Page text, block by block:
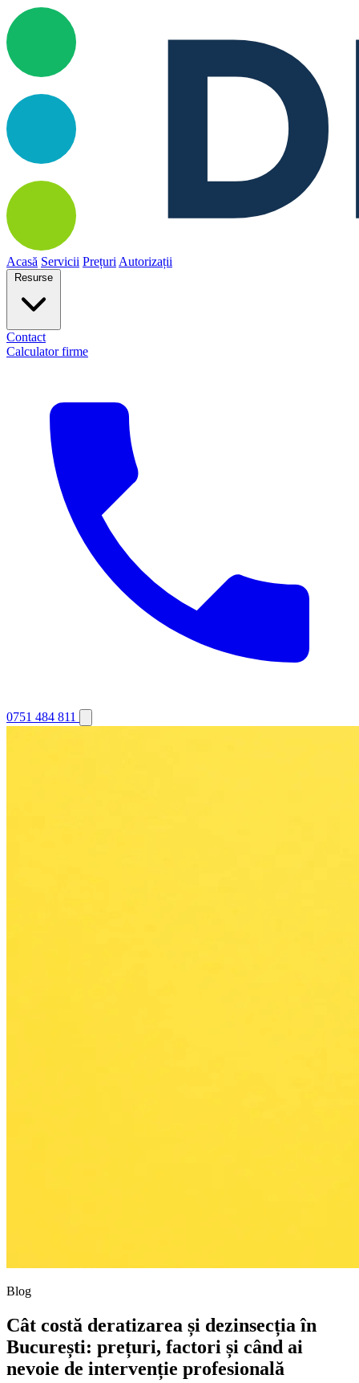
Acasă Servicii Prețuri Autorizații
Resurse
Contact
Calculator firme
0751 484 811
Blog
Cât costă deratizarea și dezinsecția în
București: prețuri, factori și când ai
nevoie de intervenție profesională